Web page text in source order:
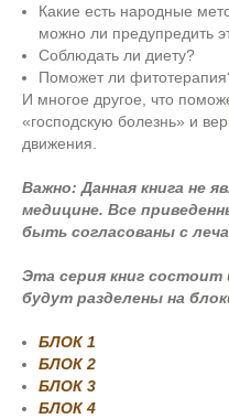
Какие есть народные
можно ли предупредить
Соблюдать ли диету?
Поможет ли
И многое другое, что
«господскую болезнь» и
движения.
Важно: Данная книга не
медицине. Все
быть согласованы с
Эта серия книг состоит
будут разделены на
БЛОК 1
БЛОК 2
БЛОК 3
БЛОК 4